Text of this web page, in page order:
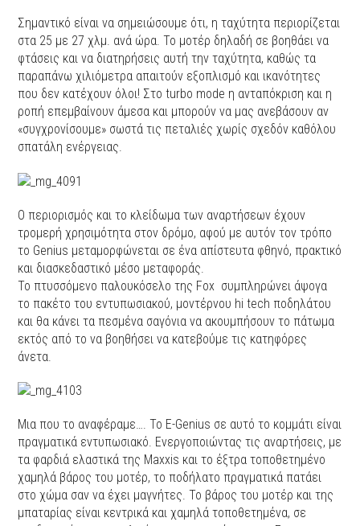
Σημαντικό είναι να σημειώσουμε ότι, η ταχύτητα περιορίζεται
στα 25 με 27 χλμ. ανά ώρα. Το μοτέρ δηλαδή σε βοηθάει να
φτάσεις και να διατηρήσεις αυτή την ταχύτητα, καθώς τα
παραπάνω χιλιόμετρα απαιτούν εξοπλισμό και ικανότητες
που δεν κατέχουν όλοι! Στο turbo mode η ανταπόκριση και η
ροπή επεμβαίνουν άμεσα και μπορούν να μας ανεβάσουν αν
«συγχρονίσουμε» σωστά τις πεταλιές χωρίς σχεδόν καθόλου
σπατάλη ενέργειας.
Ο περιορισμός και το κλείδωμα των αναρτήσεων έχουν
τρομερή χρησιμότητα στον δρόμο, αφού με αυτόν τον τρόπο
το Genius μεταμορφώνεται σε ένα απίστευτα φθηνό, πρακτικό
και διασκεδαστικό μέσο μεταφοράς.
Το πτυσσόμενο παλουκόσελο της Fox συμπληρώνει άψογα
το πακέτο του εντυπωσιακού, μοντέρνου hi tech ποδηλάτου
και θα κάνει τα πεσμένα σαγόνια να ακουμπήσουν το πάτωμα
εκτός από το να βοηθήσει να κατεβούμε τις κατηφόρες
άνετα.
Μια που το αναφέραμε…. Το E-Genius σε αυτό το κομμάτι είναι
πραγματικά εντυπωσιακό. Ενεργοποιώντας τις αναρτήσεις, με
τα φαρδιά ελαστικά της Maxxis και το έξτρα τοποθετημένο
χαμηλά βάρος του μοτέρ, το ποδήλατο πραγματικά πατάει
στο χώμα σαν να έχει μαγνήτες. Το βάρος του μοτέρ και της
μπαταρίας είναι κεντρικά και χαμηλά τοποθετημένα, σε